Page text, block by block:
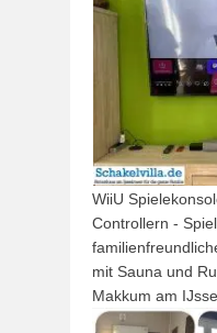
WiiU
Controllern -
mit Sauna und
Makkum am